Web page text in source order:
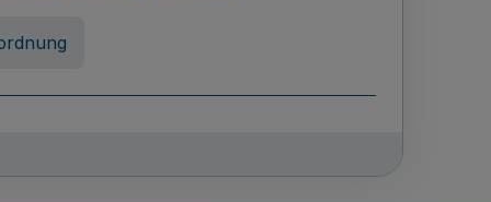
des Landes Nordrhein-